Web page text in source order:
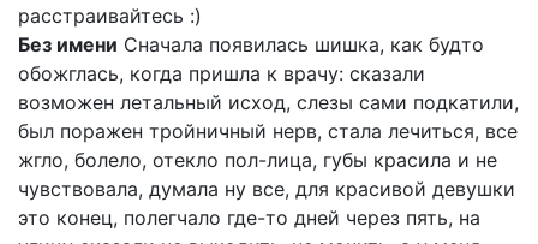
расстраивайтесь :)
Без имени Сначала появилась шишка, как будто
обожглась, когда пришла к врачу: сказали
возможен летальный исход, слезы сами подкатили,
был поражен тройничный нерв, стала лечиться, все
жгло, болело, отекло пол-лица, губы красила и не
чувствовала, думала ну все, для красивой девушки
это конец, полегчало где-то дней через пять, на